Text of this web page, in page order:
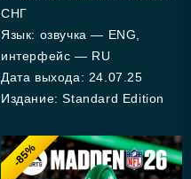
СНГ
Язык: озвучка — ENG,
интерфейс — RU
Дата выхода: 24.07.25
Издание: Standard Edition
-85%